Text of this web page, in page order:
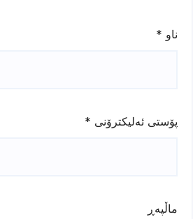
ناو *
پۆستی ئەلیکترۆنی *
ماڵپه‌ڕ